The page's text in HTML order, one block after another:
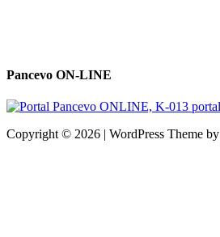
Pancevo ON-LINE
Copyright © 2026 | WordPress Theme by